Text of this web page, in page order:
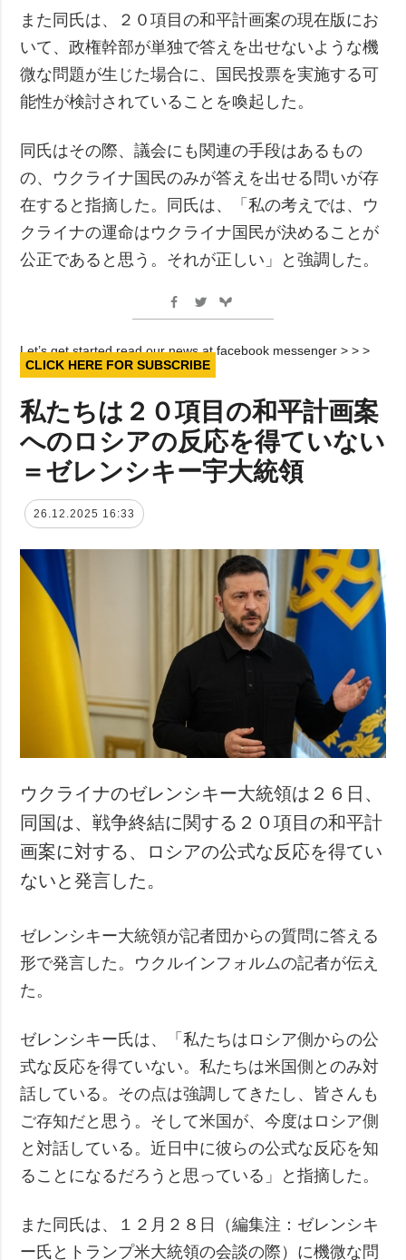
また同氏は、２０項目の和平計画案の現在版にお
いて、政権幹部が単独で答えを出せないような機
微な問題が生じた場合に、国民投票を実施する可
能性が検討されていることを喚起した。
同氏はその際、議会にも関連の手段はあるもの
の、ウクライナ国民のみが答えを出せる問いが存
在すると指摘した。同氏は、「私の考えでは、ウ
クライナの運命はウクライナ国民が決めることが
公正であると思う。それが正しい」と強調した。
Let’s get started read our news at facebook messenger > > >
CLICK HERE FOR SUBSCRIBE
私たちは２０項目の和平計画案
へのロシアの反応を得ていない
＝ゼレンシキー宇大統領
26.12.2025 16:33
ウクライナのゼレンシキー大統領は２６日、
同国は、戦争終結に関する２０項目の和平計
画案に対する、ロシアの公式な反応を得てい
ないと発言した。
ゼレンシキー大統領が記者団からの質問に答える
形で発言した。ウクルインフォルムの記者が伝え
た。
ゼレンシキー氏は、「私たちはロシア側からの公
式な反応を得ていない。私たちは米国側とのみ対
話している。その点は強調してきたし、皆さんも
ご存知だと思う。そして米国が、今度はロシア側
と対話している。近日中に彼らの公式な反応を知
ることになるだろうと思っている」と指摘した。
また同氏は、１２月２８日（編集注：ゼレンシキ
ー氏とトランプ米大統領の会談の際）に機微な問